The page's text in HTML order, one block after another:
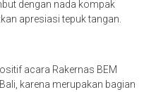
dengan nada kompak
apresiasi tepuk tangan.
acara Rakernas BEM
karena merupakan bagian